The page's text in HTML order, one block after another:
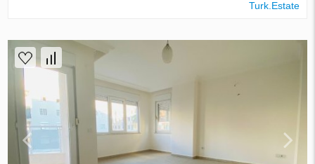
Turk.Estate